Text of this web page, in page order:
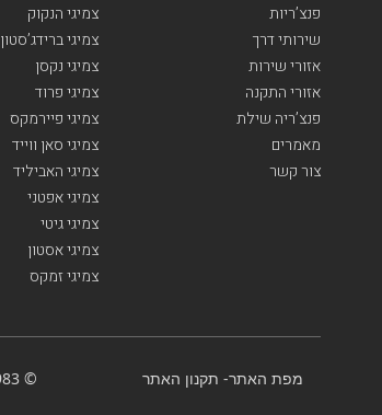
צמיגי הנקוק
צמיגי ברידג’סטון
צמיגי נקסן
צמיגי פרוד
צמיגי פיירמקס
צמיגי סאן ווייד
צמיגי האביליד
צמיגי אפטני
צמיגי גיטי
צמיגי אסטון
צמיגי זמקס
פנצ’ריות
שירותי דרך
אזורי שירות
אזורי התקנה
פנצ’ריה שילת
מאמרים
צור קשר
מפת האתר- תקנון האתר © 1983 - 2024 כל הזכויות שמורות-BenGal